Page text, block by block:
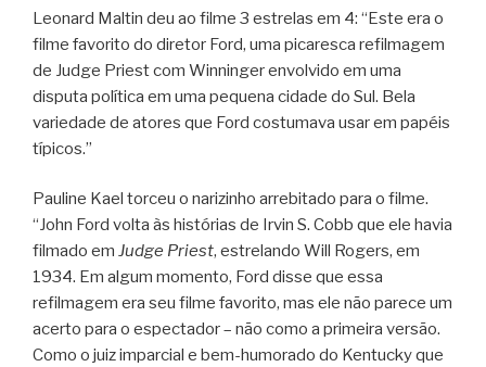
Leonard Maltin deu ao filme 3 estrelas em 4: “Este era o
filme favorito do diretor Ford, uma picaresca refilmagem
de Judge Priest com Winninger envolvido em uma
disputa política em uma pequena cidade do Sul. Bela
variedade de atores que Ford costumava usar em papéis
típicos.”
Pauline Kael torceu o narizinho arrebitado para o filme.
“John Ford volta às histórias de Irvin S. Cobb que ele havia
filmado em Judge Priest, estrelando Will Rogers, em
1934. Em algum momento, Ford disse que essa
refilmagem era seu filme favorito, mas ele não parece um
acerto para o espectador – não como a primeira versão.
Como o juiz imparcial e bem-humorado do Kentucky que